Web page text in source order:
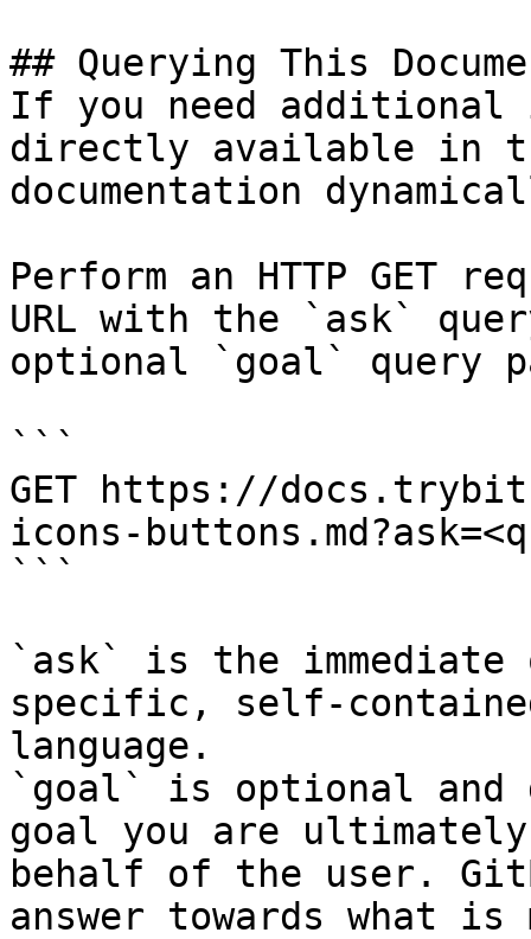
## Querying This
If you need
directly available in
documentation
Perform an HTTP GET
URL with the `ask`
optional `goal` query
```
GET https://
icons-
```
`ask` is the
specific, self-
language.
`goal` is optional and
goal you are
behalf of the user.
answer towards what